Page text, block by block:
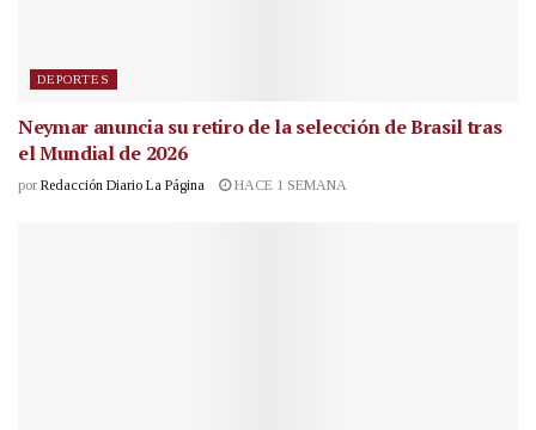
DEPORTES
Neymar anuncia su retiro de la selección de Brasil tras
el Mundial de 2026
por Redacción Diario La Página HACE 1 SEMANA